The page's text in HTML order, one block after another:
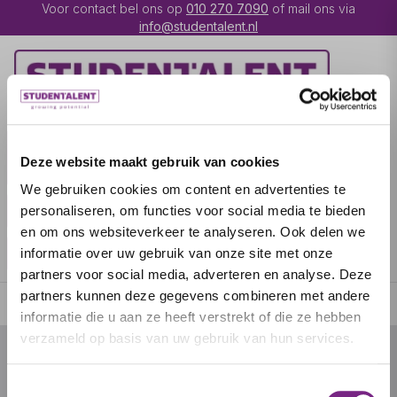
Deze website maakt gebruik van cookies
We gebruiken cookies om content en advertenties te
personaliseren, om functies voor social media te bieden
en om ons websiteverkeer te analyseren. Ook delen we
informatie over uw gebruik van onze site met onze
partners voor social media, adverteren en analyse. Deze
partners kunnen deze gegevens combineren met andere
informatie die u aan ze heeft verstrekt of die ze hebben
verzameld op basis van uw gebruik van hun services.
Voor contact bel ons op 010 270 7090 of mail ons via
info@studentalent.nl
UITZENDKRACHT
IK BEN WERKGEVER OVER STUDENTALENT
SPECIALISATIES